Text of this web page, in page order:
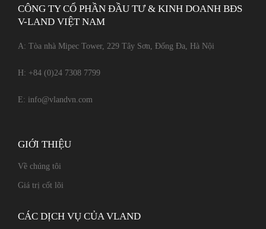
CÔNG TY CỔ PHẦN ĐẦU TƯ & KINH DOANH BĐS
V-LAND VIỆT NAM
A: Tòa nhà Mipec Tower, 229 Tây Sơn, Đống Đa, Hà Nội
H: +84 (0)24 7308 7799
E: info@vlandvn.com
GIỚI THIỆU
Về chúng tôi
Giá trị cốt lõi
CÁC DỊCH VỤ CỦA VLAND